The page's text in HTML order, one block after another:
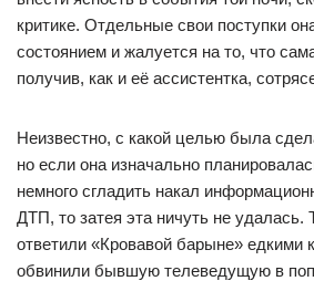
критике. Отдельные свои поступки
состоянием и жалуется на то, что
получив, как и её ассистентка,
Неизвестно, с какой целью была
но если она изначально
немного сгладить накал
ДТП, то затея эта ничуть не удалась.
ответили «Кровавой барыне» едкими
обвинили бывшую телеведущую в